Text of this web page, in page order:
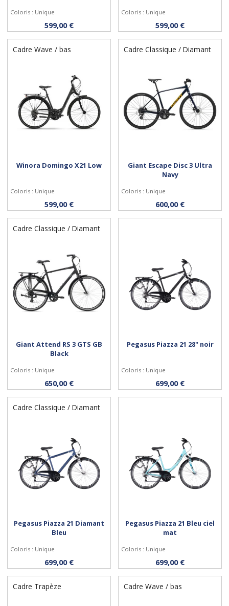
Personnaliser
Coloris : Unique
599,00 € Personnaliser
Coloris : Unique
599,00 €
Cadre Wave / bas
Personnaliser
Winora Domingo X21 Low
Coloris : Unique
599,00 €
Cadre Classique / Diamant
Personnaliser
Giant Escape Disc 3 Ultra
Navy
Coloris : Unique
600,00 €
Cadre Classique / Diamant
Personnaliser
Giant Attend RS 3 GTS GB
Black
Coloris : Unique
650,00 € Personnaliser
Pegasus Piazza 21 28" noir
Coloris : Unique
699,00 €
Cadre Classique / Diamant
Personnaliser
Pegasus Piazza 21 Diamant
Bleu
Coloris : Unique
699,00 € Personnaliser
Pegasus Piazza 21 Bleu ciel
mat
Coloris : Unique
699,00 €
Cadre Trapèze Cadre Wave / bas